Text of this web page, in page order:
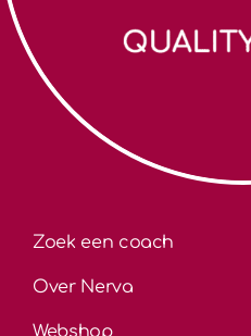
Zoek een coach
Over Nerva
Webshop